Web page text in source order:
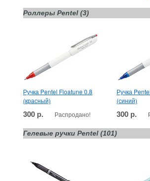
Роллеры Pentel (3)
Ручка Pentel Floatune 0.8
(красный)
300 р. Распродано!
Ручка
(синий)
300 р.
Гелевые ручки Pentel (101)